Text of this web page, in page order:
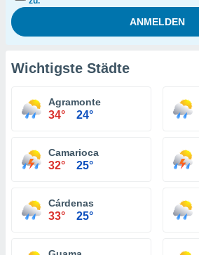
Wichtigste Städte
Agramonte
34° 24°
Camarioca
32° 25°
Cárdenas
33° 25°